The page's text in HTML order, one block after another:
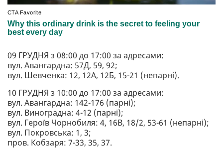
09 ГРУДНЯ з 08:00 до 17:00 за адресами:
вул. Авангардна: 57Д, 59, 92;
вул. Шевченка: 12, 12А, 12Б, 15-21 (непарні).
10 ГРУДНЯ з 10:00 до 17:00 за адресами:
вул. Авангардна: 142-176 (парні);
вул. Виноградна: 4-12 (парні);
вул. Героїв Чорнобиля: 4, 16В, 18/2, 53-61 (непарні);
вул. Покровська: 1, 3;
пров. Кобзаря: 7-33, 35, 37.